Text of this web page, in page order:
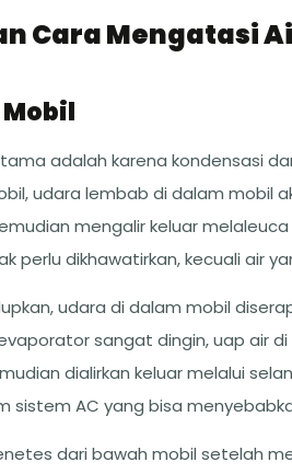
Cara Mengatasi
adalah karena kondensasi
udara lembab di dalam mobil
mengalir keluar
perlu dikhawatirkan, kecuali air
udara di dalam mobil
sangat dingin, uap air
dialirkan keluar melalui
sistem AC yang bisa
dari bawah mobil setelah